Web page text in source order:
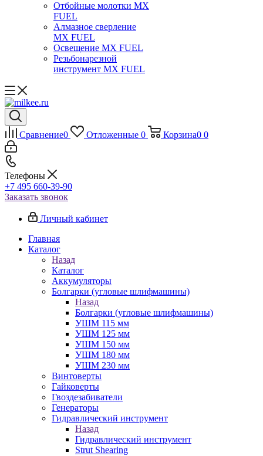
Отбойные молотки MX
FUEL
Алмазное сверление
MX FUEL
Освещение MX FUEL
Резьбонарезной
инструмент MX FUEL
Сравнение0 Отложенные 0 Корзина0 0
Телефоны
+7 495 660-39-90
Заказать звонок
Личный кабинет
Главная
Каталог
Назад
Каталог
Аккумуляторы
Болгарки (угловые шлифмашины)
Назад
Болгарки (угловые шлифмашины)
УШМ 115 мм
УШМ 125 мм
УШМ 150 мм
УШМ 180 мм
УШМ 230 мм
Винтоверты
Гайковерты
Гвоздезабиватели
Генераторы
Гидравлический инструмент
Назад
Гидравлический инструмент
Strut Shearing